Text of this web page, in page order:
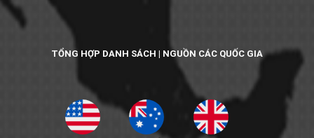
TỔNG HỢP DANH SÁCH | NGUỒN CÁC QUỐC GIA